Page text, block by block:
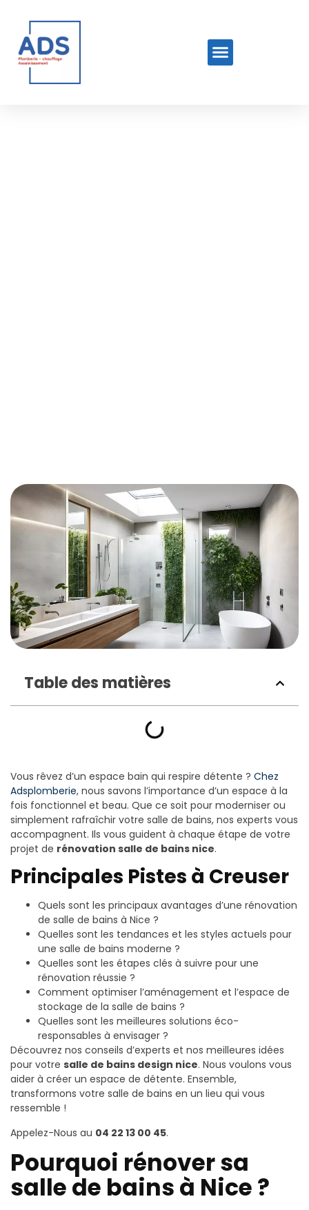
Table des matières
Vous rêvez d’un espace bain qui respire détente ? Chez
Adsplomberie, nous savons l’importance d’un espace à la
fois fonctionnel et beau. Que ce soit pour moderniser ou
simplement rafraîchir votre salle de bains, nos experts vous
accompagnent. Ils vous guident à chaque étape de votre
projet de rénovation salle de bains nice.
Principales Pistes à Creuser
Quels sont les principaux avantages d’une rénovation
de salle de bains à Nice ?
Quelles sont les tendances et les styles actuels pour
une salle de bains moderne ?
Quelles sont les étapes clés à suivre pour une
rénovation réussie ?
Comment optimiser l’aménagement et l’espace de
stockage de la salle de bains ?
Quelles sont les meilleures solutions éco-
responsables à envisager ?
Découvrez nos conseils d’experts et nos meilleures idées
pour votre salle de bains design nice. Nous voulons vous
aider à créer un espace de détente. Ensemble,
transformons votre salle de bains en un lieu qui vous
ressemble !
Appelez-Nous au 04 22 13 00 45.
Pourquoi rénover sa
salle de bains à Nice ?